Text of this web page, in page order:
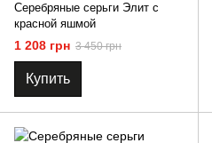
Серебряные серьги Элит с
красной яшмой
1 208 грн 3 450 грн
Купить